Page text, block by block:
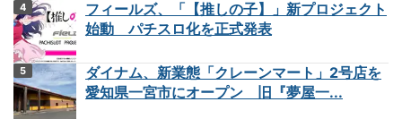
フィールズ、「【推しの子】」新プロジェクト
始動 パチスロ化を正式発表
ダイナム、新業態「クレーンマート」2号店を
愛知県一宮市にオープン 旧『夢屋一...